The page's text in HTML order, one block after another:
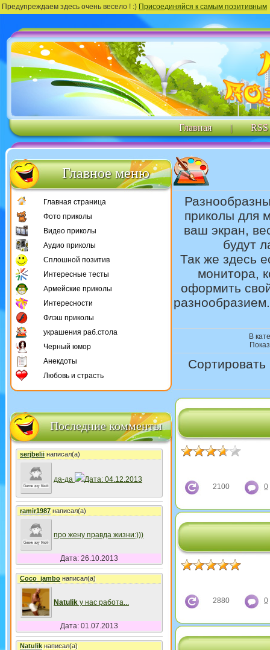
Предупреждаем здесь очень весело ! :) Присоединяйся к самым позитивным
Главная | RSS
Главное меню
Главная страница
Фото приколы
Видео приколы
Аудио приколы
Сплошной позитив
Интересные тесты
Армейские приколы
Интересности
Флэш приколы
украшения раб.стола
Черный юмор
Анекдоты
Любовь и страсть
Последние комменты
serjbeliiнаписал(а)
да-да Дата: 04.12.2013
ramir1987написал(а)
про жену правда жизни:)))
Дата: 26.10.2013
Coco_jambo написал(а)
Natulik у нас работа...
Дата: 01.07.2013
Natulikнаписал(а)
приколы для
ваш экран,
будут
Так же здесь
монитора,
оформить
В
Сортировать
2100 0
2880 0